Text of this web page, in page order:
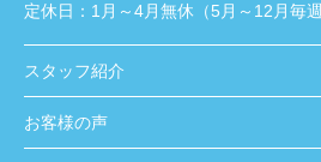
定休日： 1月～4月無休（5月～12月毎週
スタッフ紹介
お客様の声